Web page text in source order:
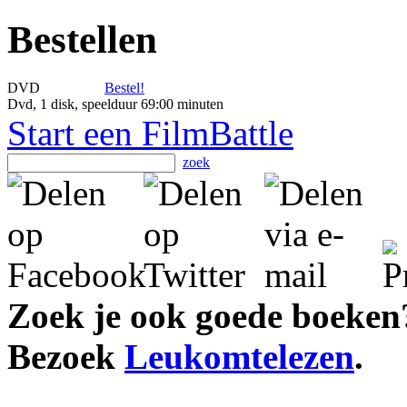
Bestellen
DVD
Bestel!
Dvd, 1 disk, speelduur 69:00 minuten
Start een FilmBattle
zoek
Zoek je ook goede
Bezoek Leukomtelezen.